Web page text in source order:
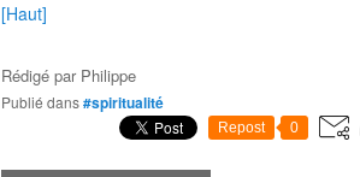
[Haut]
Rédigé par Philippe
Publié dans#spiritualité
Repost 0